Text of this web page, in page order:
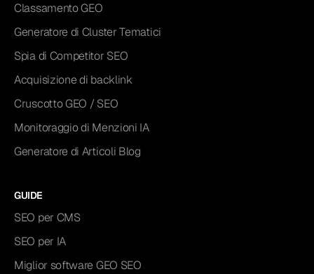
Classamento GEO
Generatore di Cluster Tematici
Spia di Competitor SEO
Acquisizione di backlink
Cruscotto GEO / SEO
Monitoraggio di Menzioni IA
Generatore di Articoli Blog
GUIDE
SEO per CMS
SEO per IA
Miglior software GEO SEO